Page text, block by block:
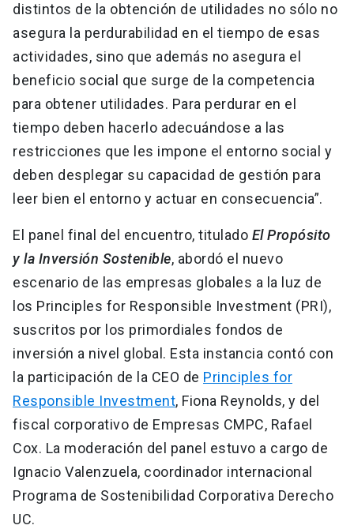
distintos de la obtención de utilidades no sólo no
asegura la perdurabilidad en el tiempo de esas
actividades, sino que además no asegura el
beneficio social que surge de la competencia
para obtener utilidades. Para perdurar en el
tiempo deben hacerlo adecuándose a las
restricciones que les impone el entorno social y
deben desplegar su capacidad de gestión para
leer bien el entorno y actuar en consecuencia”.
El panel final del encuentro, titulado El Propósito
y la Inversión Sostenible, abordó el nuevo
escenario de las empresas globales a la luz de
los Principles for Responsible Investment (PRI),
suscritos por los primordiales fondos de
inversión a nivel global. Esta instancia contó con
la participación de la CEO de Principles for
Responsible Investment, Fiona Reynolds, y del
fiscal corporativo de Empresas CMPC, Rafael
Cox. La moderación del panel estuvo a cargo de
Ignacio Valenzuela, coordinador internacional
Programa de Sostenibilidad Corporativa Derecho
UC.